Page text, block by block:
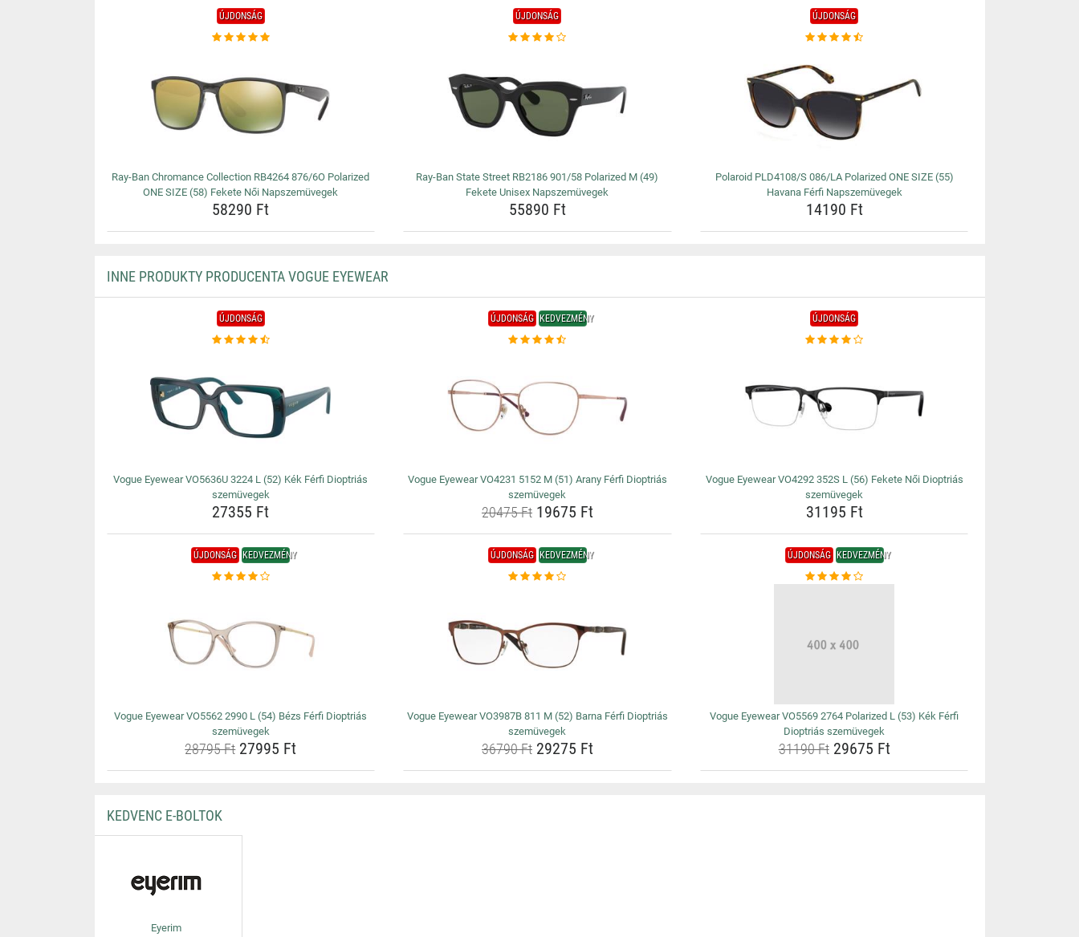
ÚJDONSÁG
Ray-Ban Chromance Collection RB4264 876/6O Polarized
ONE SIZE (58) Fekete Női Napszemüvegek
58290 Ft
ÚJDONSÁG
Ray-Ban State Street RB2186 901/58 Polarized M (49)
Fekete Unisex Napszemüvegek
55890 Ft
ÚJDONSÁG
Polaroid PLD4108/S 086/LA Polarized ONE SIZE (55)
Havana Férfi Napszemüvegek
14190 Ft
INNE PRODUKTY PRODUCENTA VOGUE EYEWEAR
ÚJDONSÁG
Vogue Eyewear VO5636U 3224 L (52) Kék Férfi Dioptriás
szemüvegek
27355 Ft
ÚJDONSÁG KEDVEZMÉNY
Vogue Eyewear VO4231 5152 M (51) Arany Férfi Dioptriás
szemüvegek
20475 Ft19675 Ft
ÚJDONSÁG
Vogue Eyewear VO4292 352S L (56) Fekete Női Dioptriás
szemüvegek
31195 Ft
ÚJDONSÁG KEDVEZMÉNY
Vogue Eyewear VO5562 2990 L (54) Bézs Férfi Dioptriás
szemüvegek
28795 Ft27995 Ft
ÚJDONSÁG KEDVEZMÉNY
Vogue Eyewear VO3987B 811 M (52) Barna Férfi Dioptriás
szemüvegek
36790 Ft29275 Ft
ÚJDONSÁG KEDVEZMÉNY
Vogue Eyewear VO5569 2764 Polarized L (53) Kék Férfi
Dioptriás szemüvegek
31190 Ft29675 Ft
KEDVENC E-BOLTOK
Eyerim